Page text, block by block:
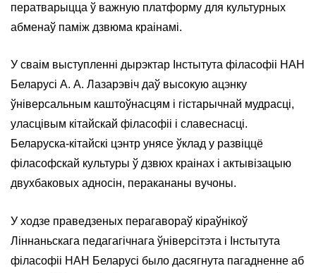
ператварыцца ў важную платформу для культурных
абменаў паміж дзвюма краінамі.
У сваім выступленні дырэктар Інстытута філасофіі НАН
Беларусі А. А. Лазарэвіч даў высокую ацэнку
ўніверсальным каштоўнасцям і гістарычнай мудрасці,
уласцівым кітайскай філасофіі і славеснасці.
Беларуска-кітайскі цэнтр унясе ўклад у развіццё
філасофскай культуры ў дзвюх краінах і актывізацыю
двухбаковых адносін, перакананы вучоны.
У ходзе праведзеных перагавораў кіраўнікоў
Ліннаньскага педагагічнага ўніверсітэта і Інстытута
філасофіі НАН Беларусі было дасягнута пагадненне аб